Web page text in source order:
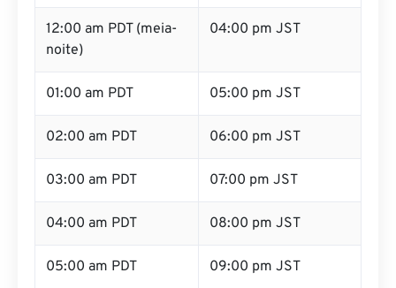
12:00 am PDT (meia-
noite)
04:00 pm JST
01:00 am PDT 05:00 pm JST
02:00 am PDT 06:00 pm JST
03:00 am PDT 07:00 pm JST
04:00 am PDT 08:00 pm JST
05:00 am PDT 09:00 pm JST